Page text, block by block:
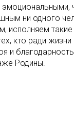
ни одного
исполняем
кто ради
и
Родины.